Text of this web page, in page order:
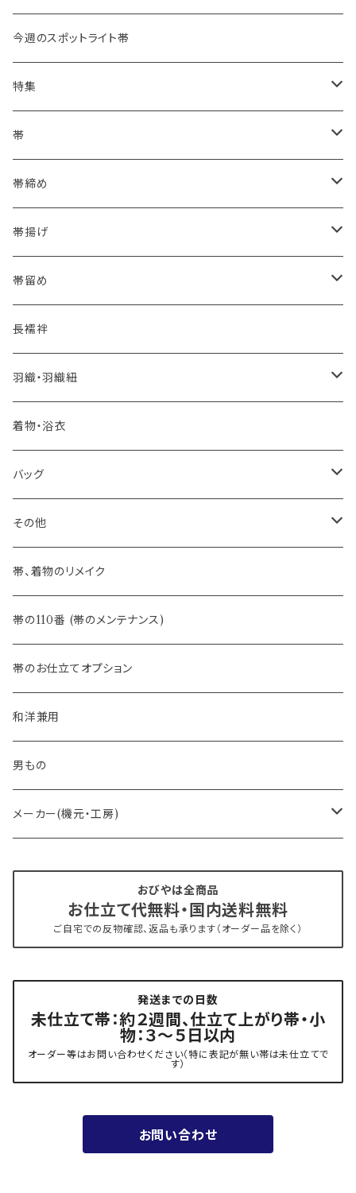
今週のスポットライト帯
特集
浴衣にも！夏の帯揚げ
海のいろ ～sea-green～
格ある夏の名古屋帯（都の絽綴れ）
おとなの浴衣(有松 鳴海絞り)
自宅で洗える！本麻長襦袢
憧れの高級カジュアル帯
河合美術織物 訪問着に合わせる袋帯
訪問着に合わせるフォーマル帯
３万円台♪高見え袋帯・名古屋帯
帯
- 博多帯
夏・単衣用(夏帯)
- 西陣織
夏・単衣用(夏帯)
- 紬帯・自然布
- 琉球帯
- 染め帯
- 袋帯・洒落袋帯
- 名古屋帯
八寸名古屋帯 (松葉仕立て)
- オールシーズン帯
- 夏帯
- 半幅帯
- 大人兵児帯
- おびやオリジナル・別注
- オーダー帯
- 京袋帯・開き仕立て
- 新古帯、中古・リサイクル帯 (メンテナンス済み)
夏用
- 振袖の帯・ママ振り・振袖用袋帯
帯締め
- おびやオリジナル
- 細平唐組 (7mmスリム帯締め)
- 田中節子
帯揚げ
- おびやオリジナル
- 京都 三浦清商店
- 大津工房 荒尾ちどり
帯留め
-おびやオリジナル
長襦袢
羽織・羽織紐
-おびやオリジナル
着物・浴衣
バッグ
-おびやオリジナル
その他
-おびやオリジナル
-フィカレ
帯、着物のリメイク
帯の110番 (帯のメンテナンス)
帯のお仕立てオプション
和洋兼用
男もの
メーカー(機元・工房)
博多織 西村織物
『marumasa.fab』丸正織物
おびやは全商品
お仕立て代無料・国内送料無料
ご自宅での反物確認、返品も承ります（オーダー品を除く）
発送までの日数
未仕立て帯：約２週間、仕立て上がり帯・小
物：３～５日以内
オーダー等はお問い合わせください（特に表記が無い帯は未仕立てで
す）
お問い合わせ